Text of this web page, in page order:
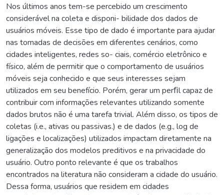
Nos últimos anos tem-se percebido um crescimento
considerável na coleta e disponi- bilidade dos dados de
usuários móveis. Esse tipo de dado é importante para ajudar
nas tomadas de decisões em diferentes cenários, como
cidades inteligentes, redes so- ciais, comércio eletrônico e
físico, além de permitir que o comportamento de usuários
móveis seja conhecido e que seus interesses sejam
utilizados em seu benefício. Porém, gerar um perﬁl capaz de
contribuir com informações relevantes utilizando somente
dados brutos não é uma tarefa trivial. Além disso, os tipos de
coletas (i.e., ativas ou passivas.) e de dados (e.g., log de
ligações e localizações) utilizados impactam diretamente na
generalização dos modelos preditivos e na privacidade do
usuário. Outro ponto relevante é que os trabalhos
encontrados na literatura não consideram a cidade do usuário.
Dessa forma, usuários que residem em cidades